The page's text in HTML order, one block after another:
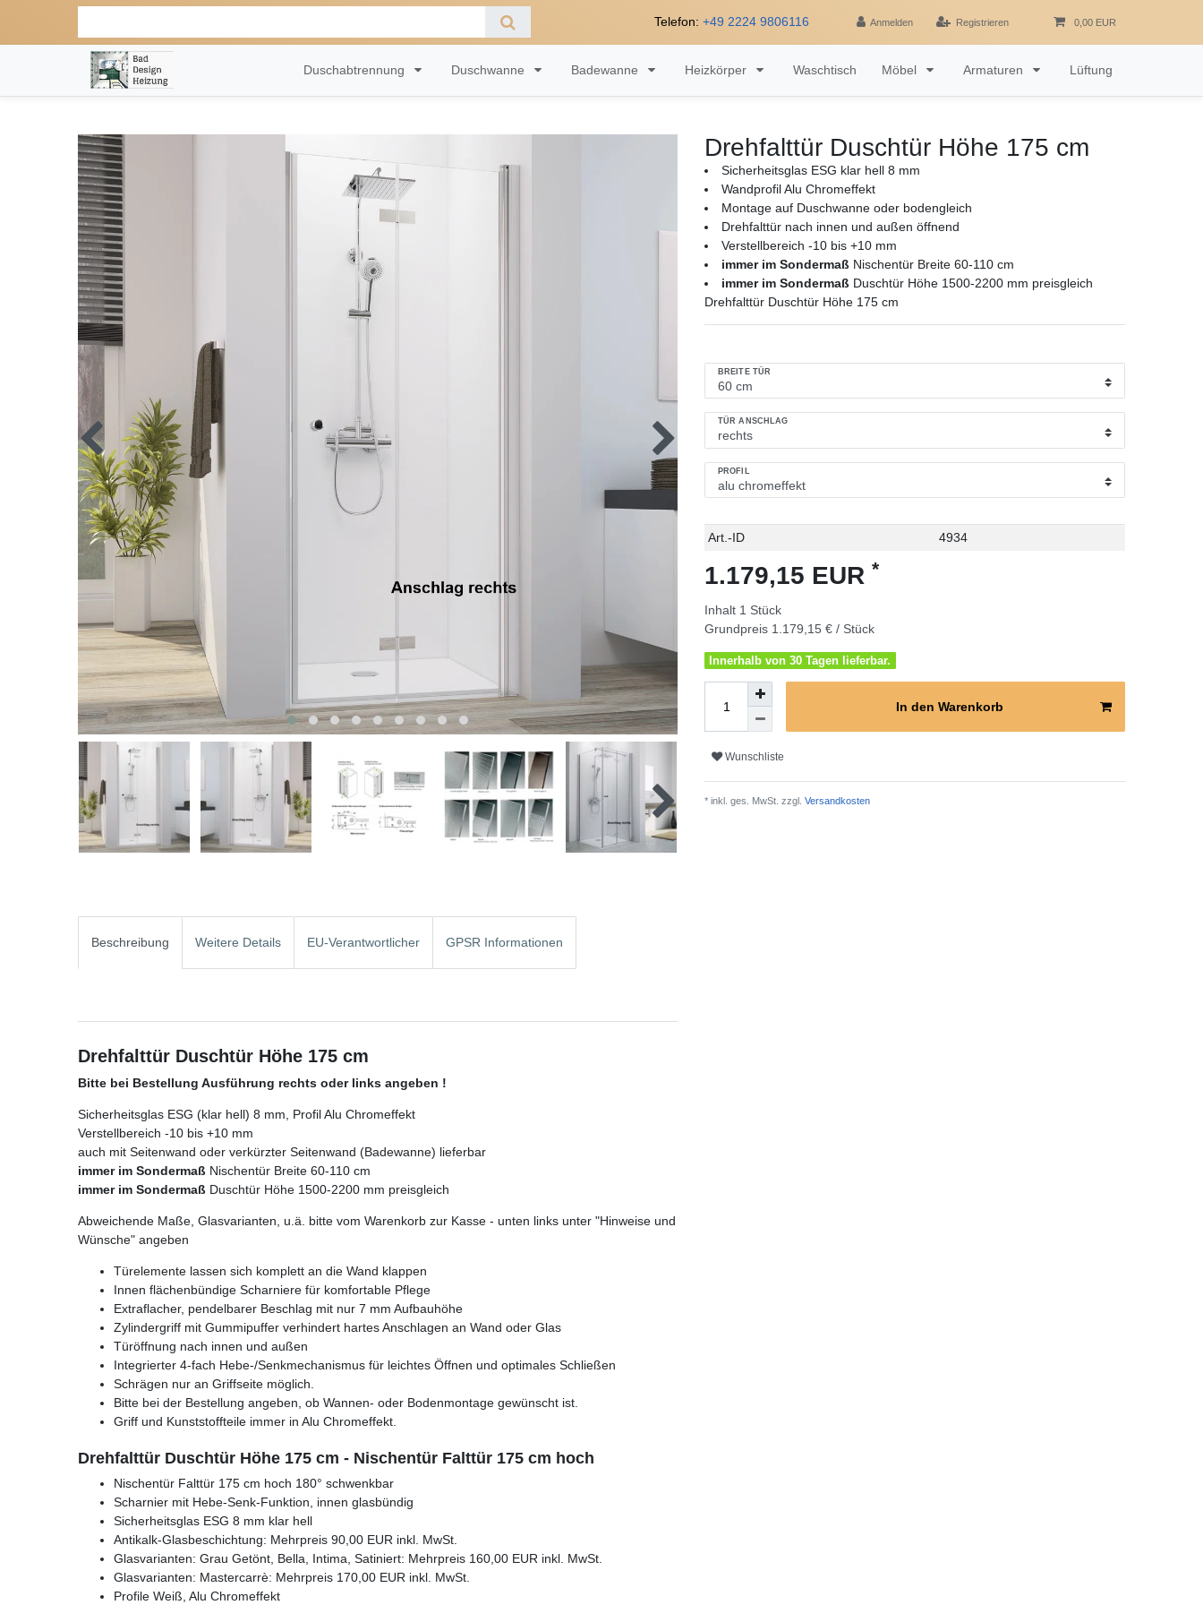
Telefon: +49 2224 9806116 Anmelden Registrieren 0,00 EUR
Duschabtrennung Duschwanne Badewanne Heizkörper Waschtisch Möbel Armaturen Lüftung
Drehfalttür Duschtür Höhe 175 cm
Sicherheitsglas ESG klar hell 8 mm
Wandprofil Alu Chromeffekt
Montage auf Duschwanne oder bodengleich
Drehfalttür nach innen und außen öffnend
Verstellbereich -10 bis +10 mm
immer im Sondermaß Nischentür Breite 60-110 cm
immer im Sondermaß Duschtür Höhe 1500-2200 mm preisgleich
Drehfalttür Duschtür Höhe 175 cm
BREITE TÜR
TÜR ANSCHLAG
PROFIL
Technisches
Wert
Art.-ID 4934
1.179,15 EUR *
Inhalt 1 Stück
Grundpreis 1.179,15 € / Stück
Innerhalb von 30 Tagen lieferbar.
In den Warenkorb
Wunschliste
* inkl. ges. MwSt. zzgl. Versandkosten
Beschreibung Weitere Details EU-Verantwortlicher GPSR Informationen
Drehfalttür Duschtür Höhe 175 cm
Bitte bei Bestellung Ausführung rechts oder links angeben !
Sicherheitsglas ESG (klar hell) 8 mm, Profil Alu Chromeffekt
Verstellbereich -10 bis +10 mm
auch mit Seitenwand oder verkürzter Seitenwand (Badewanne) lieferbar
immer im Sondermaß Nischentür Breite 60-110 cm
immer im Sondermaß Duschtür Höhe 1500-2200 mm preisgleich
Abweichende Maße, Glasvarianten, u.ä. bitte vom Warenkorb zur Kasse - unten links unter "Hinweise und
Wünsche" angeben
Türelemente lassen sich komplett an die Wand klappen
Innen flächenbündige Scharniere für komfortable Pflege
Extraflacher, pendelbarer Beschlag mit nur 7 mm Aufbauhöhe
Zylindergriff mit Gummipuffer verhindert hartes Anschlagen an Wand oder Glas
Türöffnung nach innen und außen
Integrierter 4-fach Hebe-/Senkmechanismus für leichtes Öffnen und optimales Schließen
Schrägen nur an Griffseite möglich.
Bitte bei der Bestellung angeben, ob Wannen- oder Bodenmontage gewünscht ist.
Griff und Kunststoffteile immer in Alu Chromeffekt.
Drehfalttür Duschtür Höhe 175 cm - Nischentür Falttür 175 cm hoch
Nischentür Falttür 175 cm hoch 180° schwenkbar
Scharnier mit Hebe-Senk-Funktion, innen glasbündig
Sicherheitsglas ESG 8 mm klar hell
Antikalk-Glasbeschichtung: Mehrpreis 90,00 EUR inkl. MwSt.
Glasvarianten: Grau Getönt, Bella, Intima, Satiniert: Mehrpreis 160,00 EUR inkl. MwSt.
Glasvarianten: Mastercarrè: Mehrpreis 170,00 EUR inkl. MwSt.
Profile Weiß, Alu Chromeffekt